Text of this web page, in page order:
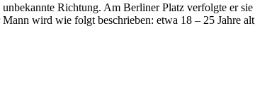
Richtung. Am Berliner Platz verfolgte er
wird wie folgt beschrieben: etwa 18 – 25 Jahre